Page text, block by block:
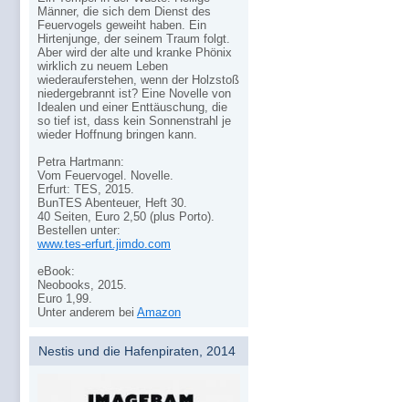
Männer, die sich dem Dienst des
Feuervogels geweiht haben. Ein
Hirtenjunge, der seinem Traum folgt.
Aber wird der alte und kranke Phönix
wirklich zu neuem Leben
wiederauferstehen, wenn der Holzstoß
niedergebrannt ist? Eine Novelle von
Idealen und einer Enttäuschung, die
so tief ist, dass kein Sonnenstrahl je
wieder Hoffnung bringen kann.
Petra Hartmann:
Vom Feuervogel. Novelle.
Erfurt: TES, 2015.
BunTES Abenteuer, Heft 30.
40 Seiten, Euro 2,50 (plus Porto).
Bestellen unter:
www.tes-erfurt.jimdo.com
eBook:
Neobooks, 2015.
Euro 1,99.
Unter anderem bei Amazon
Nestis und die Hafenpiraten, 2014